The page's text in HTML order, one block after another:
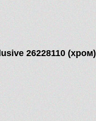
26228110 (хром)